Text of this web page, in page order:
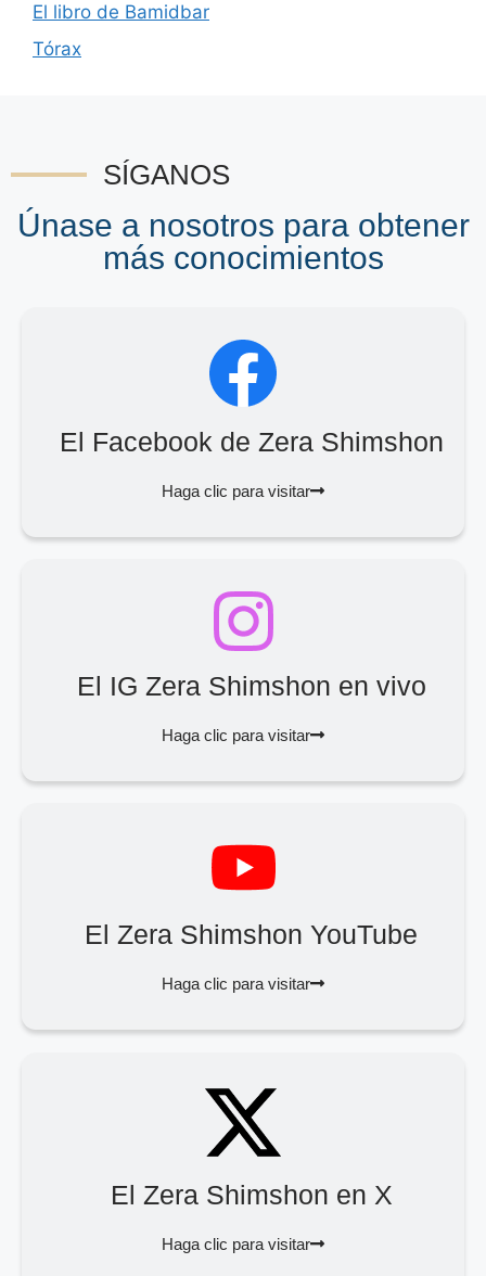
El libro de Bamidbar
Tórax
SÍGANOS
Únase a nosotros para obtener
más conocimientos
El Facebook de Zera Shimshon
Haga clic para visitar
El IG Zera Shimshon en vivo
Haga clic para visitar
El Zera Shimshon YouTube
Haga clic para visitar
El Zera Shimshon en X
Haga clic para visitar